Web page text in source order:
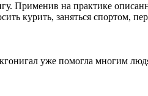
Применив на практике
курить, заняться спортом,
уже помогла многим